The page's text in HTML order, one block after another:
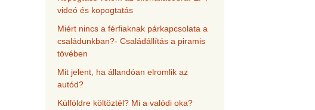
videó és kopogtatás
Miért nincs a férfiaknak párkapcsolata a
családunkban?- Családállítás a piramis
tövében
Mit jelent, ha állandóan elromlik az
autód?
Külföldre költöztél? Mi a valódi oka?